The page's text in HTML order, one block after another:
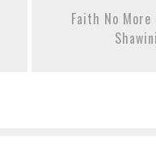
Faith No More